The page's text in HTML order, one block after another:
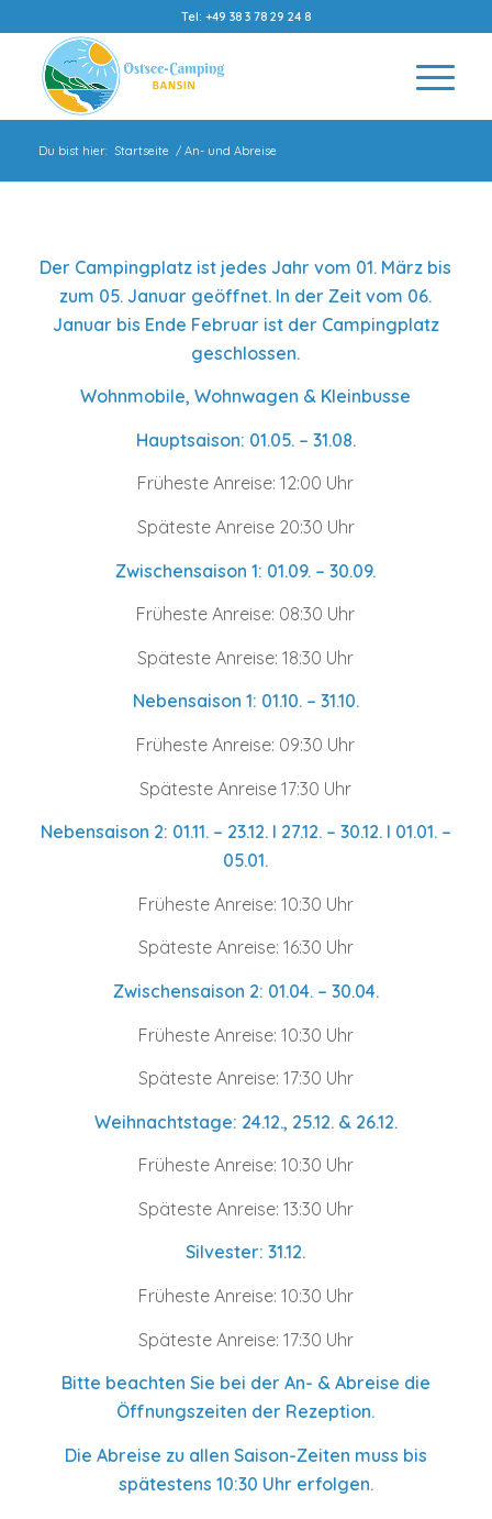
Tel: +49 38 3 78 29 24 8
Du bist hier: Startseite / An- und Abreise
Der Campingplatz ist jedes Jahr vom 01. März bis
zum 05. Januar geöffnet. In der Zeit vom 06.
Januar bis Ende Februar ist der Campingplatz
geschlossen.
Wohnmobile, Wohnwagen & Kleinbusse
Hauptsaison: 01.05. – 31.08.
Früheste Anreise: 12:00 Uhr
Späteste Anreise 20:30 Uhr
Zwischensaison 1: 01.09. – 30.09.
Früheste Anreise: 08:30 Uhr
Späteste Anreise: 18:30 Uhr
Nebensaison 1: 01.10. – 31.10.
Früheste Anreise: 09:30 Uhr
Späteste Anreise 17:30 Uhr
Nebensaison 2: 01.11. – 23.12. I 27.12. – 30.12. I 01.01. –
05.01.
Früheste Anreise: 10:30 Uhr
Späteste Anreise: 16:30 Uhr
Zwischensaison 2: 01.04. – 30.04.
Früheste Anreise: 10:30 Uhr
Späteste Anreise: 17:30 Uhr
Weihnachtstage: 24.12., 25.12. & 26.12.
Früheste Anreise: 10:30 Uhr
Späteste Anreise: 13:30 Uhr
Silvester: 31.12.
Früheste Anreise: 10:30 Uhr
Späteste Anreise: 17:30 Uhr
Bitte beachten Sie bei der An- & Abreise die
Öffnungszeiten der Rezeption.
Die Abreise zu allen Saison-Zeiten muss bis
spätestens 10:30 Uhr erfolgen.